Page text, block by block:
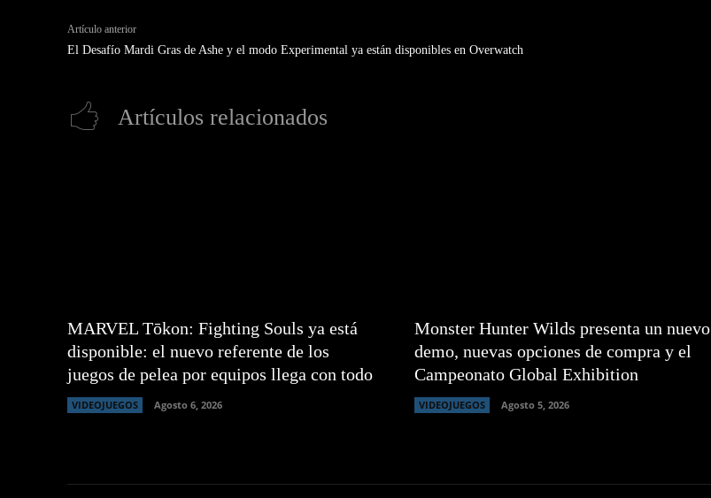
Artículo anterior
El Desafío Mardi Gras de Ashe y el modo Experimental ya están disponibles en Overwatch
Artículos relacionados
MARVEL Tōkon: Fighting Souls ya está
disponible: el nuevo referente de los
juegos de pelea por equipos llega con todo
VIDEOJUEGOS Agosto 6, 2026
Monster Hunter Wilds presenta un nuevo
demo, nuevas opciones de compra y el
Campeonato Global Exhibition
VIDEOJUEGOS Agosto 5, 2026